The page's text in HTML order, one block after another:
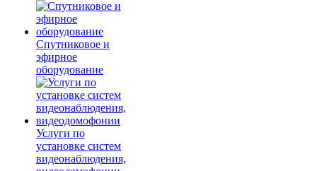
Спутниковое и
эфирное
оборудование
Услуги по
установке систем
видеонаблюдения,